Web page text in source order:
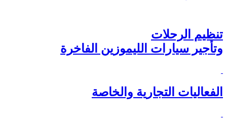
تنظيم الرحلات
وتأجير سيارات الليموزين الفاخرة
الفعاليات التجارية والخاصة